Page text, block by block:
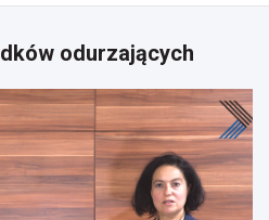
odurzających